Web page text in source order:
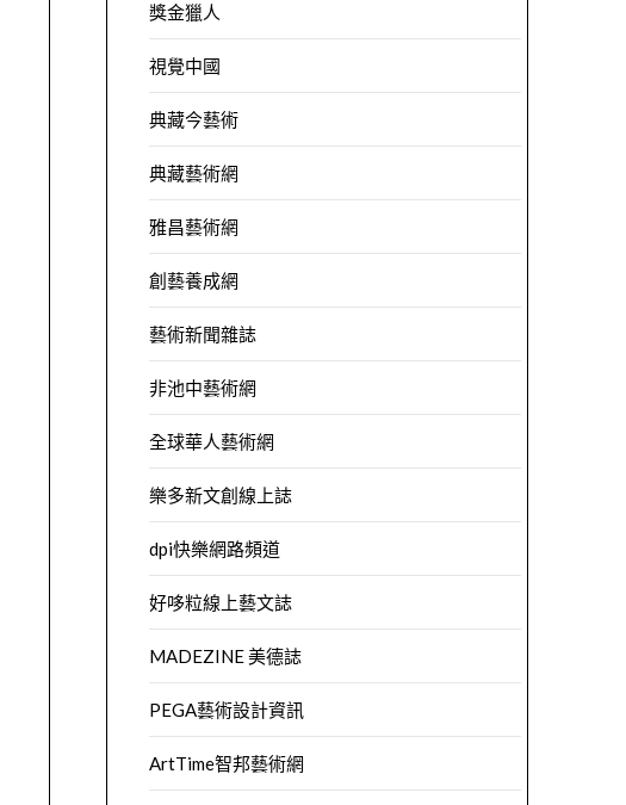
獎金獵人
視覺中國
典藏今藝術
典藏藝術網
雅昌藝術網
創藝養成網
藝術新聞雜誌
非池中藝術網
全球華人藝術網
樂多新文創線上誌
dpi快樂網路頻道
好哆粒線上藝文誌
MADEZINE 美德誌
PEGA藝術設計資訊
ArtTime智邦藝術網